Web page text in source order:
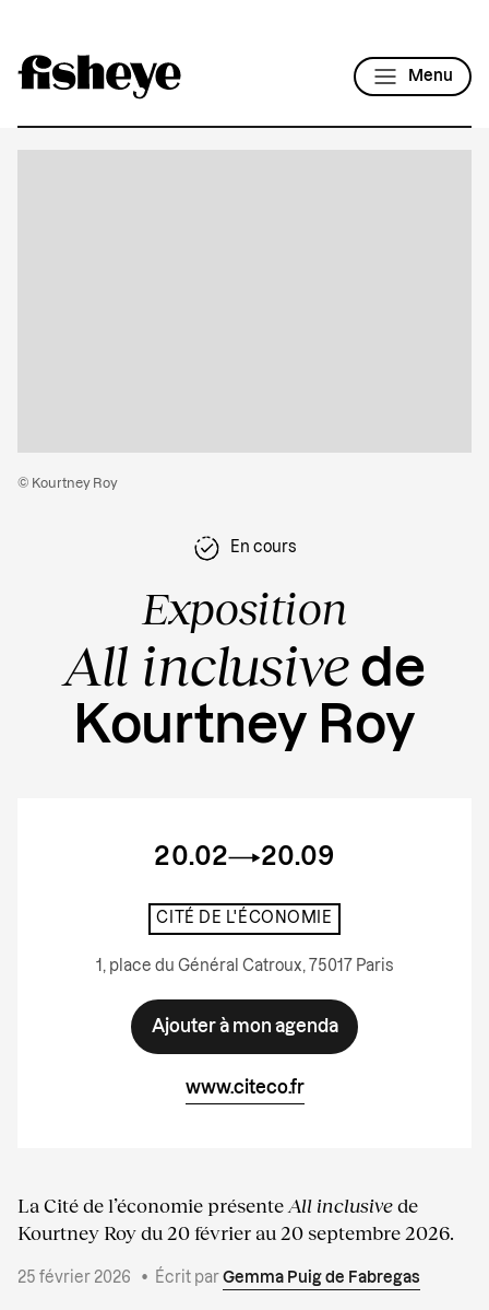
Menu
En cours
Exposition
All inclusive de
Kourtney Roy
20.02 20.09
CITÉ DE L'ÉCONOMIE
1, place du Général Catroux, 75017 Paris
Ajouter à mon agenda
www.citeco.fr
La Cité de l’économie présente All inclusivede
Kourtney Roy du 20 février au 20 septembre 2026.
25 février 2026 • Écrit par Gemma Puig de Fabregas
© Kourtney Roy